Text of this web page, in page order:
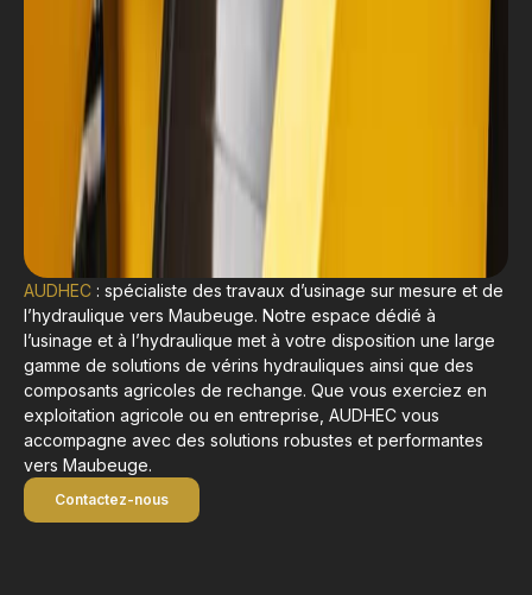
AUDHEC : spécialiste des travaux d’usinage sur mesure et de
l’hydraulique vers Maubeuge. Notre espace dédié à
l’usinage et à l’hydraulique met à votre disposition une large
gamme de solutions de vérins hydrauliques ainsi que des
composants agricoles de rechange. Que vous exerciez en
exploitation agricole ou en entreprise, AUDHEC vous
accompagne avec des solutions robustes et performantes
vers Maubeuge.
Contactez-nous